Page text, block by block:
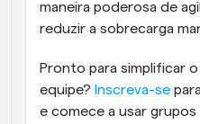
maneira poderosa de
reduzir a sobrecarga
Pronto para simplificar
equipe? Inscreva-se
e comece a usar